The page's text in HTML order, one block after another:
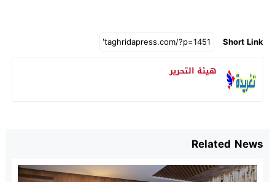
Short Link
هيئة التحرير
Related News